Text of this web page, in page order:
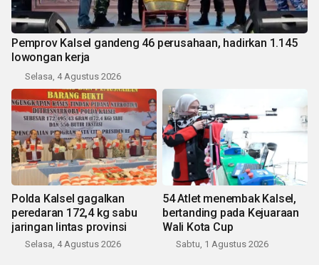
Pemprov Kalsel gandeng 46 perusahaan, hadirkan 1.145
lowongan kerja
Selasa, 4 Agustus 2026
Polda Kalsel gagalkan
peredaran 172,4 kg sabu
jaringan lintas provinsi
Selasa, 4 Agustus 2026
54 Atlet menembak Kalsel,
bertanding pada Kejuaraan
Wali Kota Cup
Sabtu, 1 Agustus 2026